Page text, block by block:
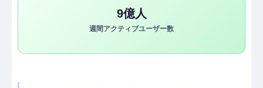
9億人
週間アクティブユーザー数